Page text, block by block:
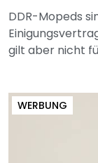
DDR-Mopeds
gilt aber nicht
WERBUNG